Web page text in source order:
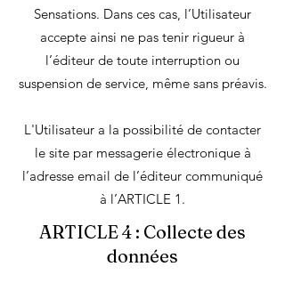
Sensations. Dans ces cas, l’Utilisateur
accepte ainsi ne pas tenir rigueur à
l’éditeur de toute interruption ou
suspension de service, même sans préavis.
L'Utilisateur a la possibilité de contacter
le site par messagerie électronique à
l’adresse email de l’éditeur communiqué
à l’ARTICLE 1.
ARTICLE 4 : Collecte des
données